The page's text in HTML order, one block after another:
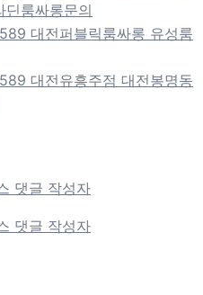
딘룸싸롱문의
대전퍼블릭룸싸롱 유성룸
대전유흥주점 대전봉명동
댓글 작성자
댓글 작성자